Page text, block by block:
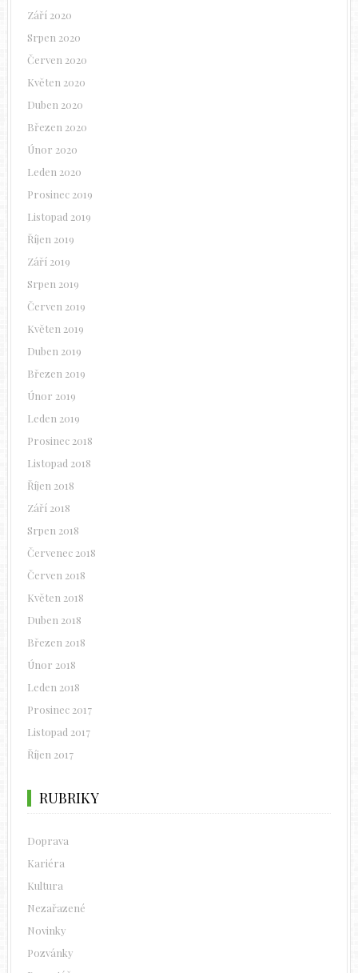
Září 2020
Srpen 2020
Červen 2020
Květen 2020
Duben 2020
Březen 2020
Únor 2020
Leden 2020
Prosinec 2019
Listopad 2019
Říjen 2019
Září 2019
Srpen 2019
Červen 2019
Květen 2019
Duben 2019
Březen 2019
Únor 2019
Leden 2019
Prosinec 2018
Listopad 2018
Říjen 2018
Září 2018
Srpen 2018
Červenec 2018
Červen 2018
Květen 2018
Duben 2018
Březen 2018
Únor 2018
Leden 2018
Prosinec 2017
Listopad 2017
Říjen 2017
RUBRIKY
Doprava
Kariéra
Kultura
Nezařazené
Novinky
Pozvánky